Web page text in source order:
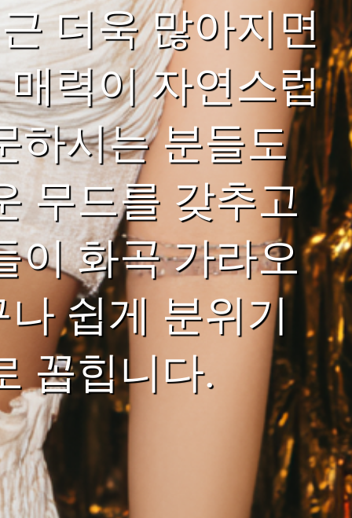
더욱 많아지면
력이 자연스럽
하시는 분들도
무드를 갖추고
이 화곡 가라오
쉽게 분위기
꼽힙니다.